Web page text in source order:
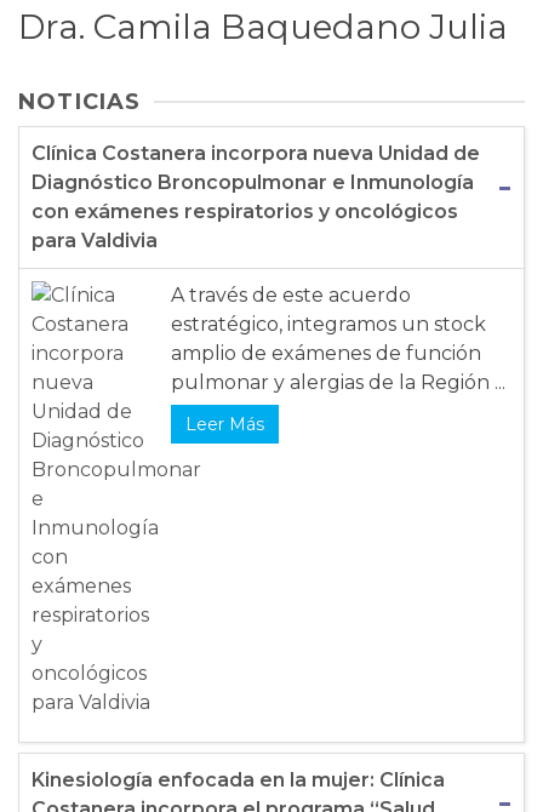
Dra. Camila Baquedano Julia
NOTICIAS
Clínica Costanera incorpora nueva Unidad de
Diagnóstico Broncopulmonar e Inmunología
con exámenes respiratorios y oncológicos
para Valdivia
A través de este acuerdo
estratégico, integramos un stock
amplio de exámenes de función
pulmonar y alergias de la Región ...
Leer Más
Kinesiología enfocada en la mujer: Clínica